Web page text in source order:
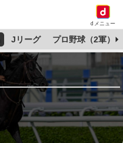
dメニュー
Jリーグ プロ野球（2軍）